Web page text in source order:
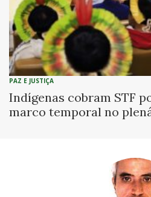
PAZ E JUSTIÇA
Indígenas cobram STF
marco temporal no